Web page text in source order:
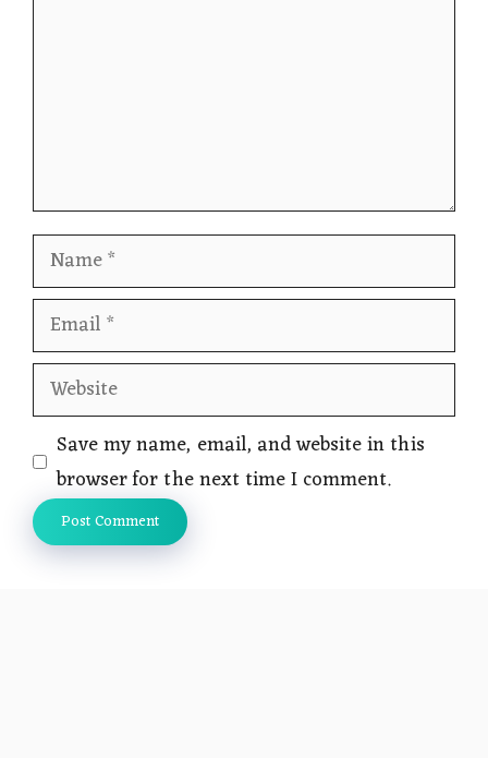
Name
Email
Website
Save my name, email, and website in this
browser for the next time I comment.